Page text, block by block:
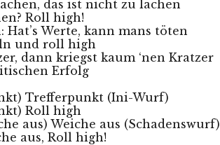
das ist nicht zu lachen
Roll high!
Werte, kann mans töten
und roll high
dann kriegst kaum ‘nen Kratzer
Erfolg
Trefferpunkt (Ini-Wurf)
Roll high
aus) Weiche aus (Schadenswurf)
aus, Roll high!